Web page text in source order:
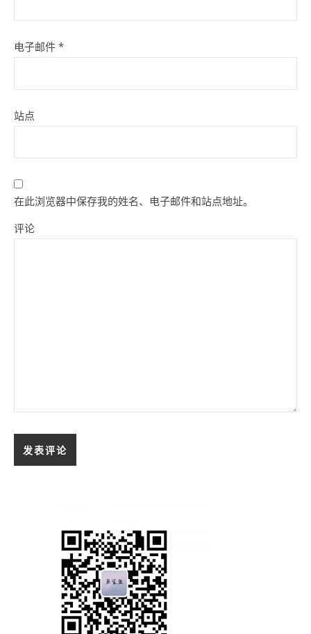
电子邮件 *
站点
在此浏览器中保存我的姓名、电子邮件和站点地址。
评论